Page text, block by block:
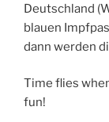
Deutschland
blauen
dann werden
Time flies
fun!